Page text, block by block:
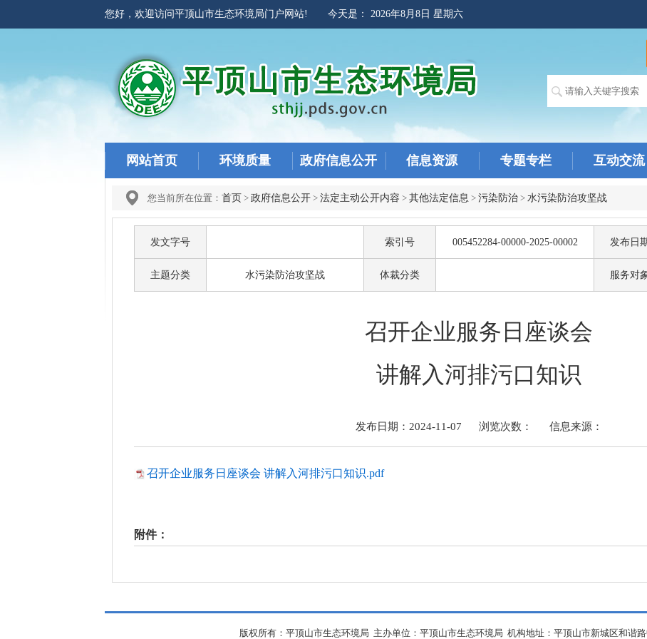
您好，欢迎访问平顶山市生态环境局门户网站! 今天是： 2026年8月8日 星期六
网站首页 环境质量 政府信息公开 信息资源 专题专栏 互动交流
您当前所在位置： 首页 > 政府信息公开 > 法定主动公开内容 > 其他法定信息 > 污染防治 > 水污染防治攻坚战
发文字号 索引号 005452284-00000-2025-00002 发布日
主题分类 水污染防治攻坚战 体裁分类 服务对
召开企业服务日座谈会
讲解入河排污口知识
发布日期：2024-11-07 浏览次数： 信息来源：
召开企业服务日座谈会 讲解入河排污口知识.pdf
附件：
版权所有：平顶山市生态环境局 主办单位：平顶山市生态环境局 机构地址：平顶山市新城区和谐